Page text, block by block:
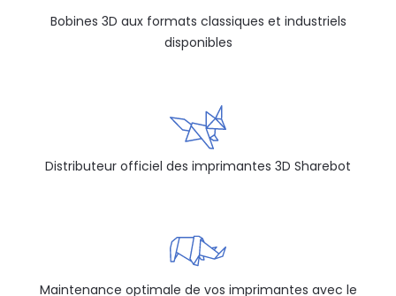
Bobines 3D aux formats classiques et industriels
disponibles
Distributeur officiel des imprimantes 3D Sharebot
Maintenance optimale de vos imprimantes avec le